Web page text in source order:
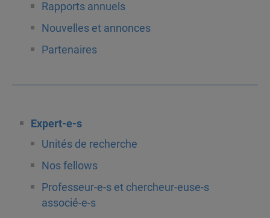
Rapports annuels
Nouvelles et annonces
Partenaires
Expert-e-s
Unités de recherche
Nos fellows
Professeur-e-s et chercheur-euse-s
associé-e-s